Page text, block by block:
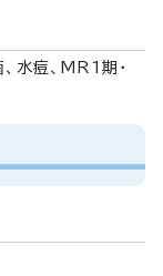
水痘、MR1期・